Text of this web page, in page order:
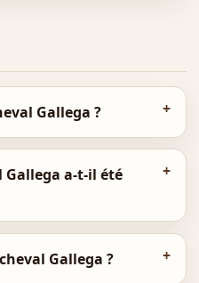
Gallega ?
Gallega a-t-il été
Gallega ?